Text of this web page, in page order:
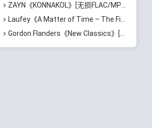
ZAYN《KONNAKOL》[无损FLAC/MP3/624MB]百度云网盘下载
Laufey《A Matter of Time – The Final Hour》[无损FLAC/MP3/870MB]百度云网盘下载
Gordon Flanders《New Classics》[无损FLAC/MP3/529MB]百度云网盘下载